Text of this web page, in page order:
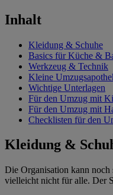
Inhalt
Kleidung & Schuhe
Basics für Küche &
Werkzeug & Technik
Kleine
Wichtige Unterlagen
Für den Umzug mit
Für den Umzug mit
Checklisten für den
Kleidung &
Die Organisation kann noch
vielleicht nicht für alle. Der